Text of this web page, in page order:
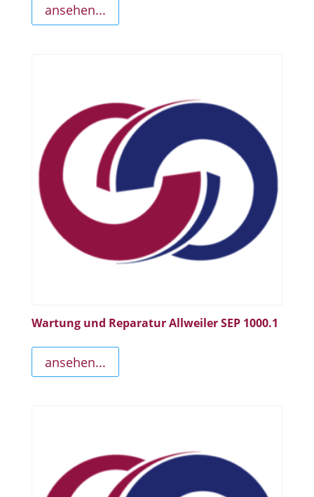
ansehen...
Wartung und Reparatur Allweiler SEP 1000.1
ansehen...